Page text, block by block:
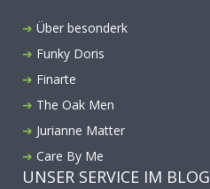
Über besonderk
Funky Doris
Finarte
The Oak Men
Jurianne Matter
Care By Me
UNSER SERVICE IM BLOG